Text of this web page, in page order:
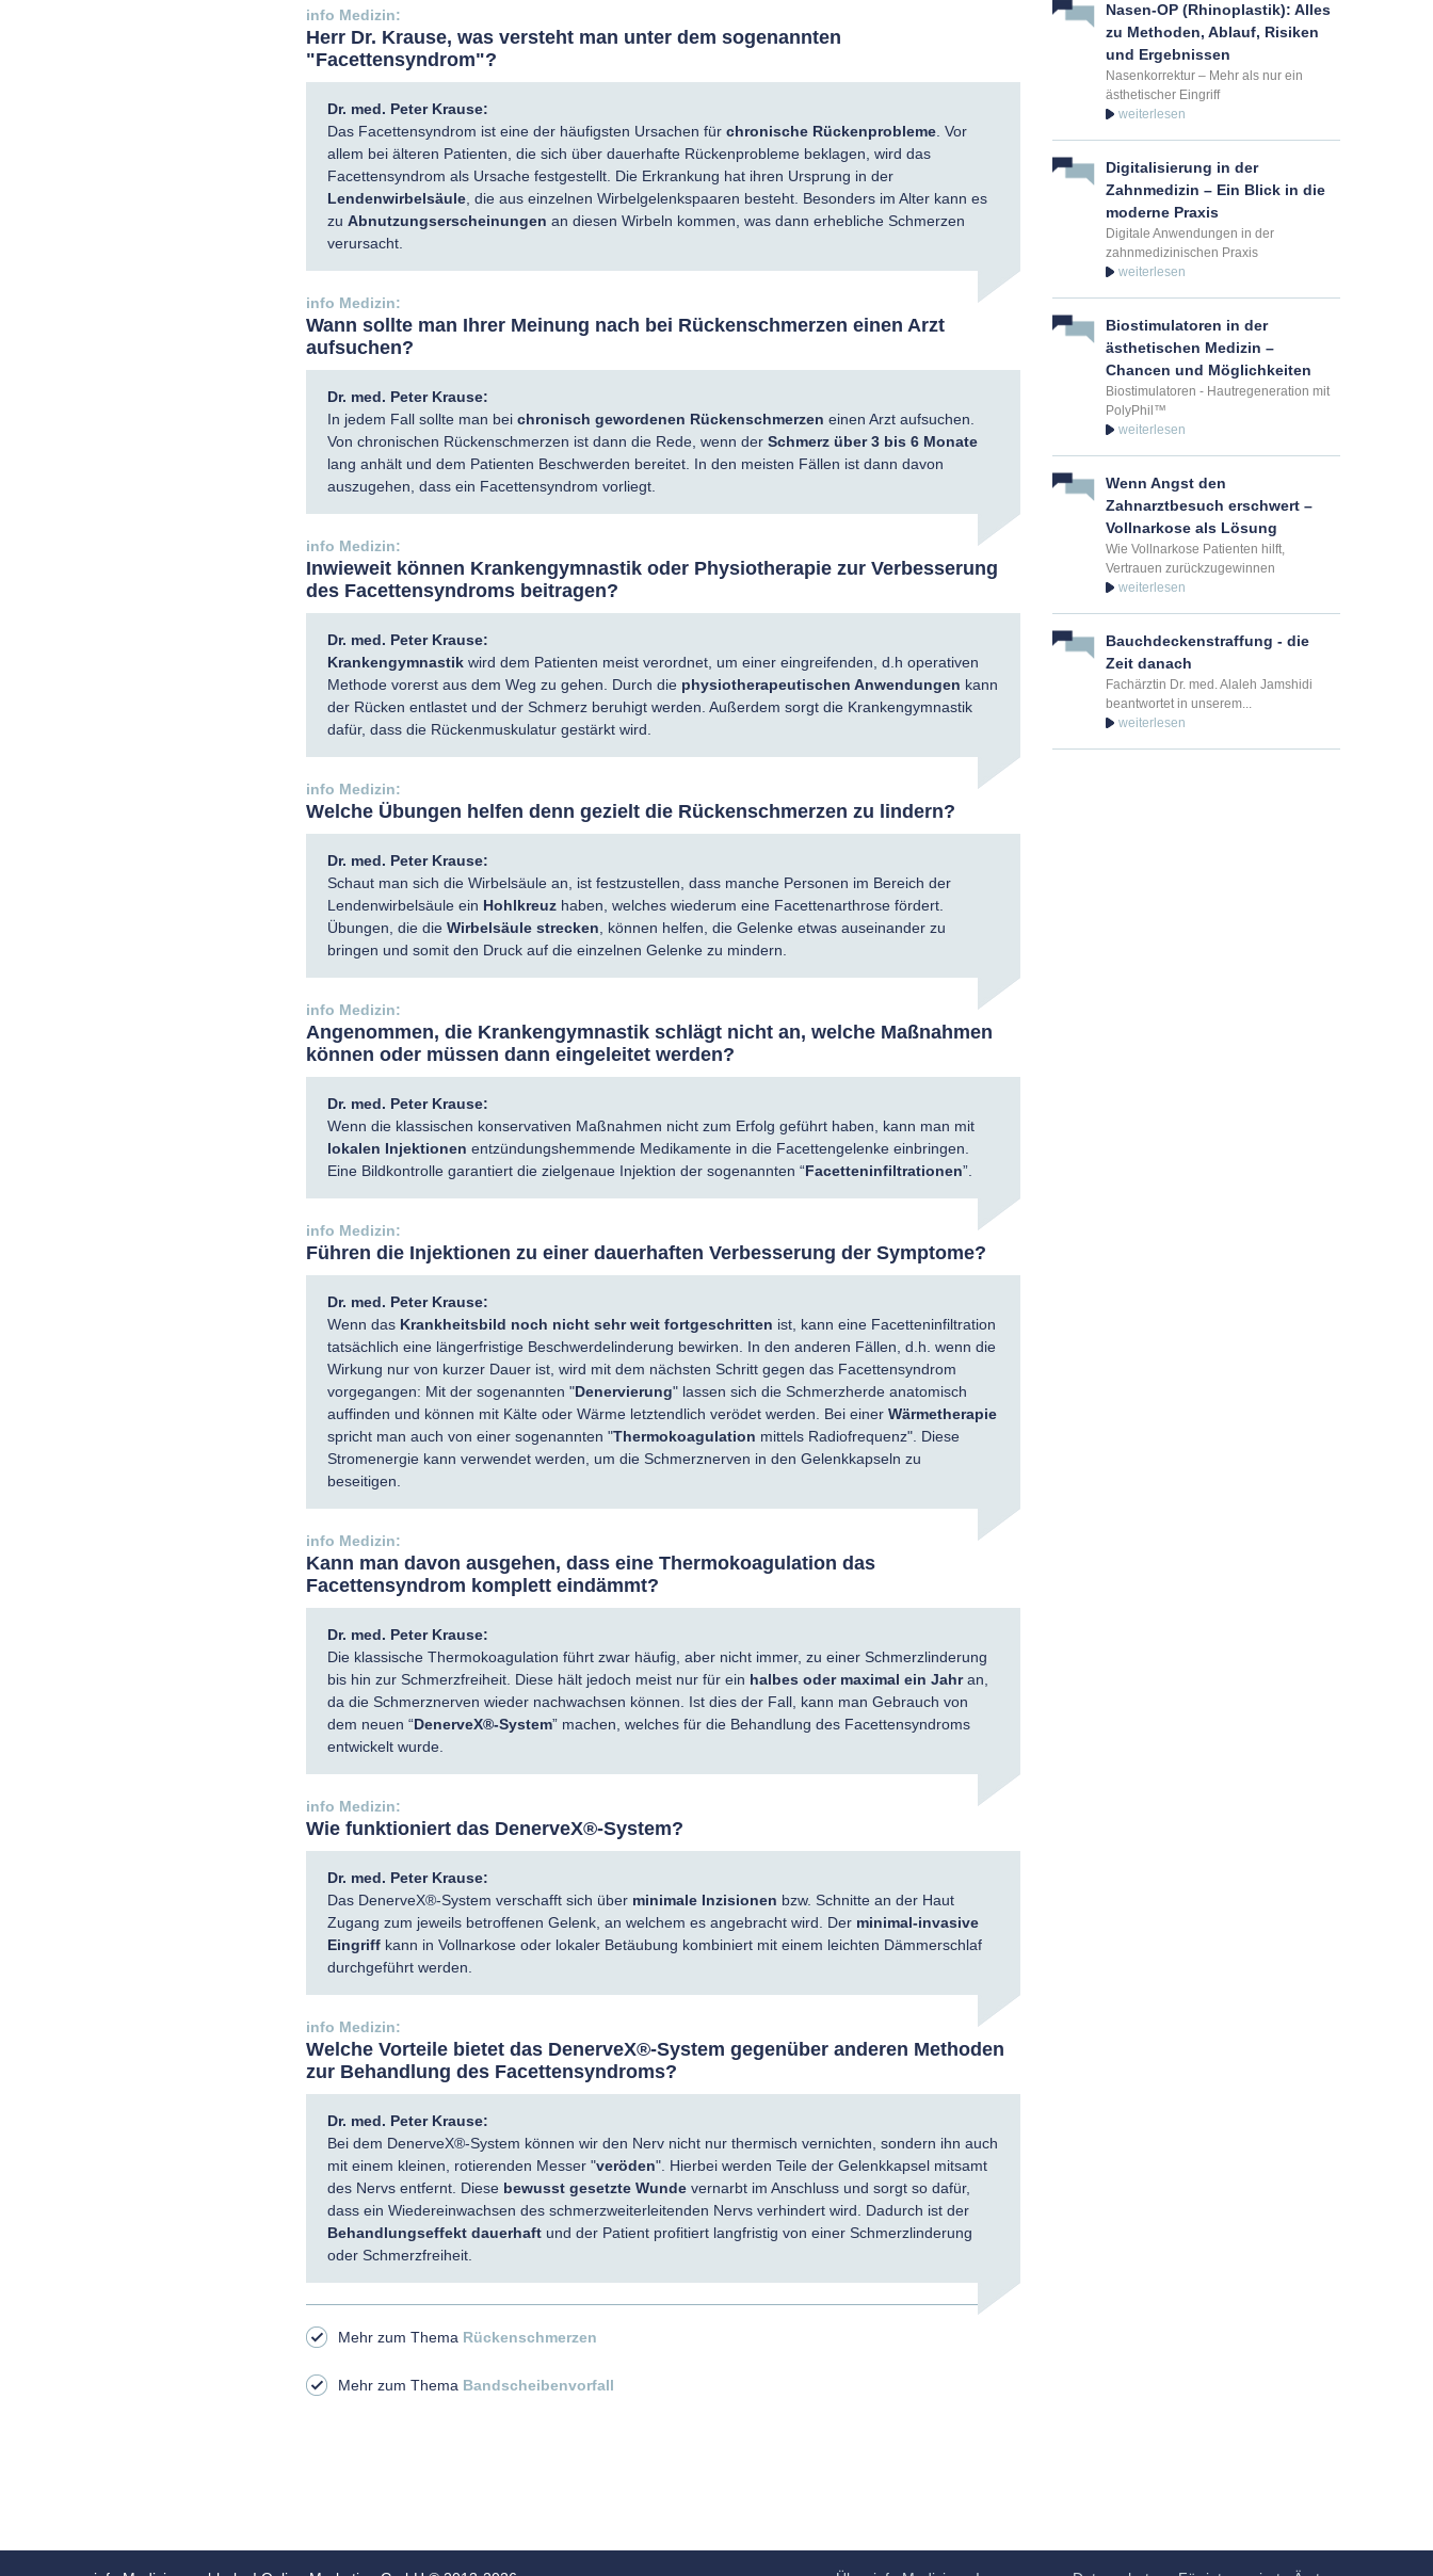
Herr Dr. Krause, was versteht man unter dem sogenannten
"Facettensyndrom"?
Dr. med. Peter Krause:
Das Facettensyndrom ist eine der häufigsten Ursachen für chronische Rückenprobleme . Vor
allem bei älteren Patienten, die sich über dauerhafte Rückenprobleme beklagen, wird das
Facettensyndrom als Ursache festgestellt. Die Erkrankung hat ihren Ursprung in der
Lendenwirbelsäule , die aus einzelnen Wirbelgelenkspaaren besteht. Besonders im Alter kann es
zu Abnutzungserscheinungen an diesen Wirbeln kommen, was dann erhebliche Schmerzen
verursacht.
Wann sollte man Ihrer Meinung nach bei Rückenschmerzen einen Arzt
aufsuchen?
Dr. med. Peter Krause:
In jedem Fall sollte man bei chronisch gewordenen Rückenschmerzen einen Arzt aufsuchen.
Von chronischen Rückenschmerzen ist dann die Rede, wenn der Schmerz über 3 bis 6 Monate
lang anhält und dem Patienten Beschwerden bereitet. In den meisten Fällen ist dann davon
auszugehen, dass ein Facettensyndrom vorliegt.
Inwieweit können Krankengymnastik oder Physiotherapie zur Verbesserung
des Facettensyndroms beitragen?
Dr. med. Peter Krause:
Krankengymnastik wird dem Patienten meist verordnet, um einer eingreifenden, d.h operativen
Methode vorerst aus dem Weg zu gehen. Durch die physiotherapeutischen Anwendungen kann
der Rücken entlastet und der Schmerz beruhigt werden. Außerdem sorgt die Krankengymnastik
dafür, dass die Rückenmuskulatur gestärkt wird.
Welche Übungen helfen denn gezielt die Rückenschmerzen zu lindern?
Dr. med. Peter Krause:
Schaut man sich die Wirbelsäule an, ist festzustellen, dass manche Personen im Bereich der
Lendenwirbelsäule ein Hohlkreuz haben, welches wiederum eine Facettenarthrose fördert.
Übungen, die die Wirbelsäule strecken , können helfen, die Gelenke etwas auseinander zu
bringen und somit den Druck auf die einzelnen Gelenke zu mindern.
Angenommen, die Krankengymnastik schlägt nicht an, welche Maßnahmen
können oder müssen dann eingeleitet werden?
Dr. med. Peter Krause:
Wenn die klassischen konservativen Maßnahmen nicht zum Erfolg geführt haben, kann man mit
lokalen Injektionen entzündungshemmende Medikamente in die Facettengelenke einbringen.
Eine Bildkontrolle garantiert die zielgenaue Injektion der sogenannten “Facetteninfiltrationen”.
Führen die Injektionen zu einer dauerhaften Verbesserung der Symptome?
Dr. med. Peter Krause:
Wenn das Krankheitsbild noch nicht sehr weit fortgeschritten ist, kann eine Facetteninfiltration
tatsächlich eine längerfristige Beschwerdelinderung bewirken. In den anderen Fällen, d.h. wenn die
Wirkung nur von kurzer Dauer ist, wird mit dem nächsten Schritt gegen das Facettensyndrom
vorgegangen: Mit der sogenannten "Denervierung" lassen sich die Schmerzherde anatomisch
auffinden und können mit Kälte oder Wärme letztendlich verödet werden. Bei einer Wärmetherapie
spricht man auch von einer sogenannten "Thermokoagulation mittels Radiofrequenz". Diese
Stromenergie kann verwendet werden, um die Schmerznerven in den Gelenkkapseln zu
beseitigen.
Kann man davon ausgehen, dass eine Thermokoagulation das
Facettensyndrom komplett eindämmt?
Dr. med. Peter Krause:
Die klassische Thermokoagulation führt zwar häufig, aber nicht immer, zu einer Schmerzlinderung
bis hin zur Schmerzfreiheit. Diese hält jedoch meist nur für ein halbes oder maximal ein Jahran,
da die Schmerznerven wieder nachwachsen können. Ist dies der Fall, kann man Gebrauch von
dem neuen “DenerveX®-System” machen, welches für die Behandlung des Facettensyndroms
entwickelt wurde.
Wie funktioniert das DenerveX®-System?
Dr. med. Peter Krause:
Das DenerveX®-System verschafft sich über minimale Inzisionen bzw. Schnitte an der Haut
Zugang zum jeweils betroffenen Gelenk, an welchem es angebracht wird. Der minimal-invasive
Eingriff kann in Vollnarkose oder lokaler Betäubung kombiniert mit einem leichten Dämmerschlaf
durchgeführt werden.
Welche Vorteile bietet das DenerveX®-System gegenüber anderen Methoden
zur Behandlung des Facettensyndroms?
Dr. med. Peter Krause:
Bei dem DenerveX®-System können wir den Nerv nicht nur thermisch vernichten, sondern ihn auch
mit einem kleinen, rotierenden Messer "veröden". Hierbei werden Teile der Gelenkkapsel mitsamt
des Nervs entfernt. Diese bewusst gesetzte Wunde vernarbt im Anschluss und sorgt so dafür,
dass ein Wiedereinwachsen des schmerzweiterleitenden Nervs verhindert wird. Dadurch ist der
Behandlungseffekt dauerhaft und der Patient profitiert langfristig von einer Schmerzlinderung
oder Schmerzfreiheit.
Mehr zum Thema Rückenschmerzen
Mehr zum Thema Bandscheibenvorfall
Nasen-OP (Rhinoplastik): Alles
zu Methoden, Ablauf, Risiken
und Ergebnissen
Nasenkorrektur – Mehr als nur ein
ästhetischer Eingriff
Digitalisierung in der
Zahnmedizin – Ein Blick in die
moderne Praxis
Digitale Anwendungen in der
zahnmedizinischen Praxis
Biostimulatoren in der
ästhetischen Medizin –
Chancen und Möglichkeiten
Biostimulatoren - Hautregeneration mit
PolyPhil™
Wenn Angst den
Zahnarztbesuch erschwert –
Vollnarkose als Lösung
Wie Vollnarkose Patienten hilft,
Vertrauen zurückzugewinnen
Bauchdeckenstraffung - die
Zeit danach
Fachärztin Dr. med. Alaleh Jamshidi
beantwortet in unserem...